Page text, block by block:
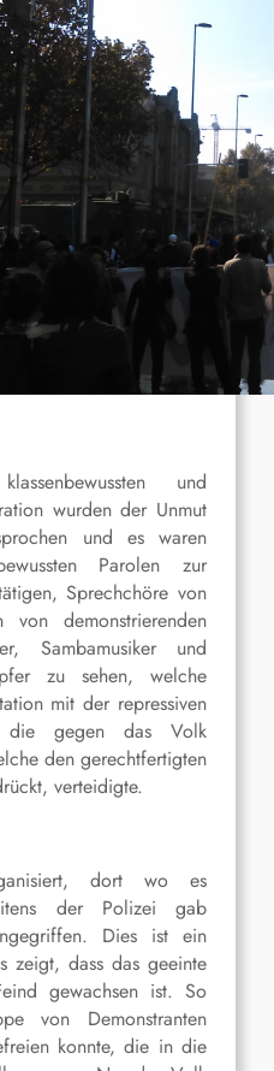
und
wurden der Unmut
und es waren
Parolen zur
Sprechchöre von
von demonstrierenden
Sambamusiker und
zu sehen, welche
mit der repressiven
die gegen das Volk
den gerechtfertigten
verteidigte.
dort wo es
der Polizei gab
Dies ist ein
zeigt, dass das geeinte
gewachsen ist. So
von Demonstranten
konnte, die in die